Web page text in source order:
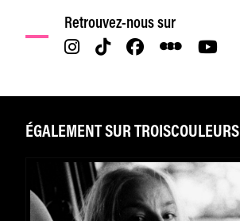
Retrouvez-nous sur
ÉGALEMENT SUR TROISCOULEURS